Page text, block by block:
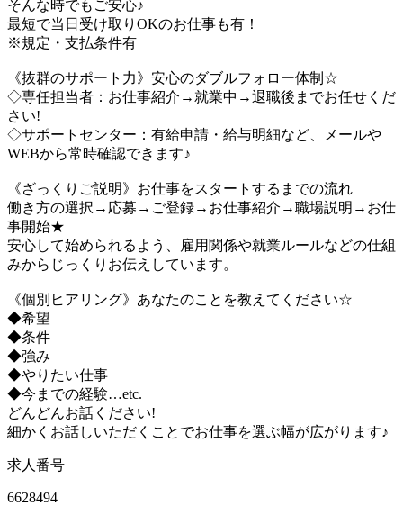
そんな時でもご安心♪
最短で当日受け取りOKのお仕事も有！
※規定・支払条件有
《抜群のサポート力》安心のダブルフォロー体制☆
◇専任担当者：お仕事紹介→就業中→退職後までお任せくだ
さい!
◇サポートセンター：有給申請・給与明細など、メールや
WEBから常時確認できます♪
《ざっくりご説明》お仕事をスタートするまでの流れ
働き方の選択→応募→ご登録→お仕事紹介→職場説明→お仕
事開始★
安心して始められるよう、雇用関係や就業ルールなどの仕組
みからじっくりお伝えしています。
《個別ヒアリング》あなたのことを教えてください☆
◆希望
◆条件
◆強み
◆やりたい仕事
◆今までの経験…etc.
どんどんお話ください!
細かくお話しいただくことでお仕事を選ぶ幅が広がります♪
求人番号
6628494